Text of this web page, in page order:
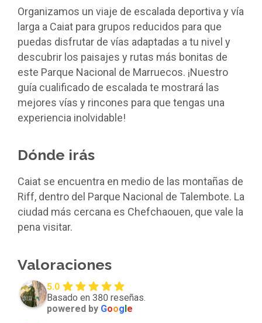
Organizamos un viaje de escalada deportiva y vía
larga a Caiat para grupos reducidos para que
puedas disfrutar de vías adaptadas a tu nivel y
descubrir los paisajes y rutas más bonitas de
este Parque Nacional de Marruecos. ¡Nuestro
guía cualificado de escalada te mostrará las
mejores vías y rincones para que tengas una
experiencia inolvidable!
Dónde irás
Caiat se encuentra en medio de las montañas de
Riff, dentro del Parque Nacional de Talembote. La
ciudad más cercana es Chefchaouen, que vale la
pena visitar.
Valoraciones
5.0
Basado en 380 reseñas.
powered by Goog e